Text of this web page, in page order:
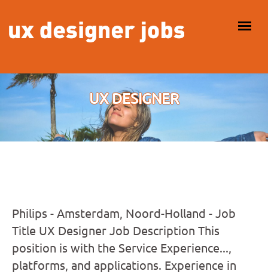
HOOFDMENU
UX DESIGNER
Philips - Amsterdam, Noord-Holland - Job
Title UX Designer Job Description This
position is with the Service Experience...,
platforms, and applications. Experience in